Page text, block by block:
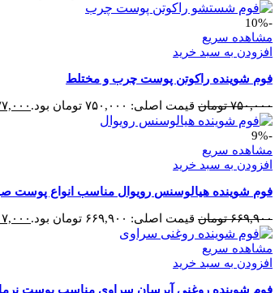
-10%
مشاهده سریع
افزودن به سبد خرید
فوم شوینده راکوتن پوست چرب و مختلط
۷۵۰,۰۰۰ تومان قیمت اصلی: ۷۵۰,۰۰۰ تومان بود.
-9%
مشاهده سریع
افزودن به سبد خرید
فوم شوینده هیالوسنس رویوال مناسب انواع پوست
۶۶۹,۹۰۰ تومان قیمت اصلی: ۶۶۹,۹۰۰ تومان بود.
مشاهده سریع
افزودن به سبد خرید
فوم شوینده روغنی آبرسان سراوی مناسب پوست